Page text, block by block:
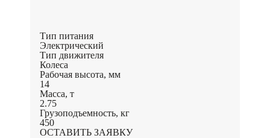
Тип питания
Электрический
Тип движителя
Колеса
Рабочая высота, мм
14
Масса, т
2.75
Грузоподъемность, кг
450
ОСТАВИТЬ ЗАЯВКУ